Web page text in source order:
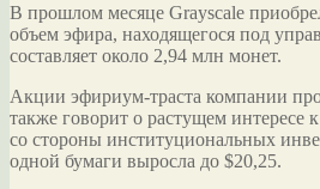
В прошлом месяце Grayscale
объем эфира, находящегося под
составляет около 2,94 млн монет.
Акции эфириум-траста компании
также говорит о растущем интересе
со стороны институциональных
одной бумаги выросла до $20,25.